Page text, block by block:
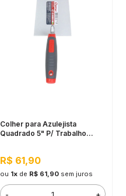
Colher para Azulejista
Quadrado 5" P/ Trabalho
R$ 61,90
ou 1xde R$ 61,90 sem juros
- +